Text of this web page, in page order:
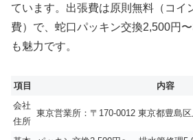
ています。出張費は原則無料（コイ
費）で、蛇口パッキン交換2,500円
も魅力です。
項目
内容
会社
住所
東京営業所：〒170-0012 東京都豊島